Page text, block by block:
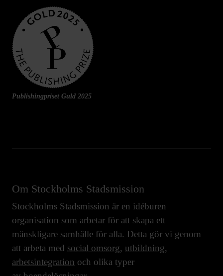
Publishingpriset Guld 2025
Om Stockholms Stadsmission
Stockholms Stadsmission är en idéburen
organisation som arbetar för att skapa ett
mänskligare samhälle för alla. Detta gör vi genom
att arbeta med social omsorg, utbildning,
arbetsintegration och olika typer